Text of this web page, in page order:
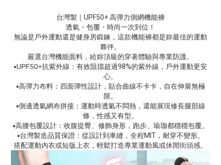
台灣製｜ UPF50+高彈力側網機能褲
透氣 ・ 包覆 ・ 時尚一次到位！
無論是戶外運動還是健身房鍛鍊，這款機能褲都是妳最佳的運動
夥伴。
嚴選台灣機能面料，給妳頂級的穿著體驗與專業防護。
▪︎UPF50+抗紫外線：有效阻擋超過98%的紫外線，戶外運動更安
心。
▪高彈力布料：四面彈性設計，貼合曲線不卡卡，自在伸展無極
限。
▪側邊透氣網布拼接：運動時透氣不悶熱，還能展現修長腿部線
條，性感又有型。
▪高腰包覆設計：收腹提臀、修飾身形，跑步、瑜珈都穩穩包覆。
▪台灣製造品質保證：從設計到車縫，全程MIT，耐穿不變形。
搭配運動內衣或短版上衣，輕鬆打造專業運動風或休閒街頭感。